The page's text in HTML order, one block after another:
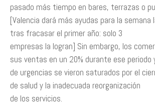
pasado más tiempo en bares, terrazas o
[Valencia dará más ayudas para la semana
tras fracasar el primer año: solo 3
empresas la logran] Sin embargo, los
sus ventas en un 20% durante ese periodo
de urgencias se vieron saturados por el
de salud y la inadecuada reorganización
de los servicios.